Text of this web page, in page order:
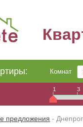
Комнат
1 3
предложения -